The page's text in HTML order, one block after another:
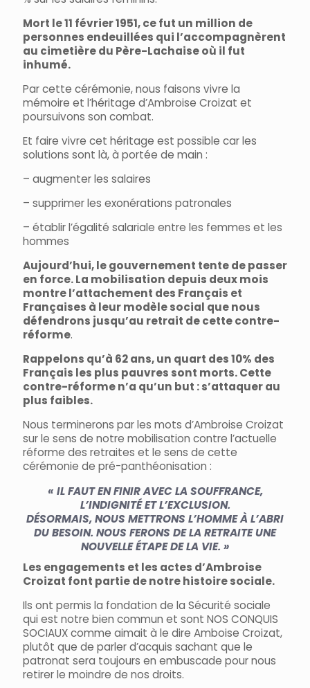
Mort le 11 février 1951, ce fut un million de
personnes endeuillées qui l’accompagnèrent
au cimetière du Père-Lachaise où il fut
inhumé.
Par cette cérémonie, nous faisons vivre la
mémoire et l’héritage d’Ambroise Croizat et
poursuivons son combat.
Et faire vivre cet héritage est possible car les
solutions sont là, à portée de main :
– augmenter les salaires
– supprimer les exonérations patronales
– établir l’égalité salariale entre les femmes et les
hommes
Aujourd’hui, le gouvernement tente de passer
en force. La mobilisation depuis deux mois
montre l’attachement des Français et
Françaises à leur modèle social que nous
défendrons jusqu’au retrait de cette contre-
réforme.
Rappelons qu’à 62 ans, un quart des 10% des
Français les plus pauvres sont morts. Cette
contre-réforme n’a qu’un but : s’attaquer au
plus faibles.
Nous terminerons par les mots d’Ambroise Croizat
sur le sens de notre mobilisation contre l’actuelle
réforme des retraites et le sens de cette
cérémonie de pré-panthéonisation :
« IL FAUT EN FINIR AVEC LA SOUFFRANCE,
L’INDIGNITÉ ET L’EXCLUSION.
DÉSORMAIS, NOUS METTRONS L’HOMME À L’ABRI
DU BESOIN. NOUS FERONS DE LA RETRAITE UNE
NOUVELLE ÉTAPE DE LA VIE. »
Les engagements et les actes d’Ambroise
Croizat font partie de notre histoire sociale.
Ils ont permis la fondation de la Sécurité sociale
qui est notre bien commun et sont NOS CONQUIS
SOCIAUX comme aimait à le dire Amboise Croizat,
plutôt que de parler d’acquis sachant que le
patronat sera toujours en embuscade pour nous
retirer le moindre de nos droits.